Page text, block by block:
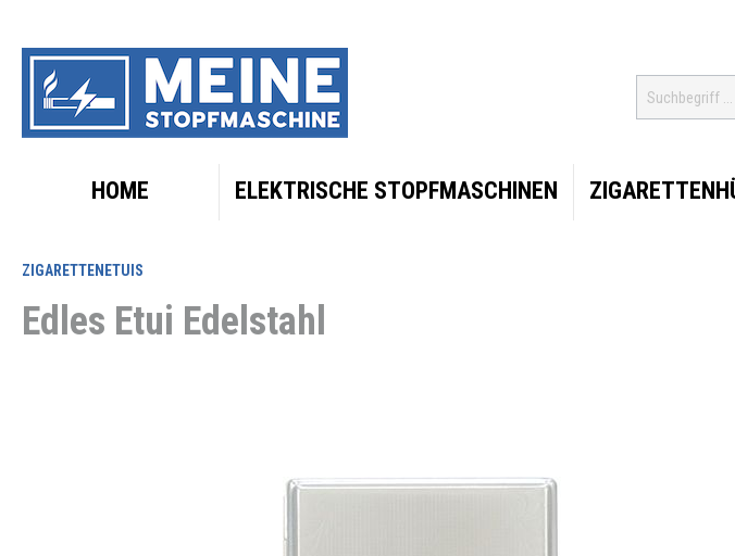
HOME ELEKTRISCHE STOPFMASCHINEN
ZIGARETTENETUIS
Edles Etui Edelstahl